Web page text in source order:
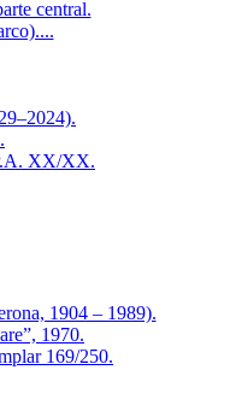
central.
XX/XX.
1904 – 1989).
1970.
169/250.